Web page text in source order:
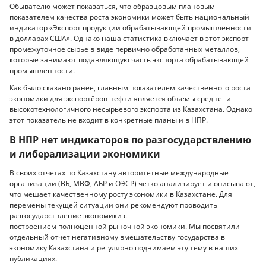
Обывателю может показаться, что образцовым плановым
показателем качества роста экономики может быть национальный
индикатор «Экспорт продукции обрабатывающей промышленности
в долларах США». Однако наша статистика включает в этот экспорт
промежуточное сырье в виде первично обработанных металлов,
которые занимают подавляющую часть экспорта обрабатывающей
промышленности.
Как было сказано ранее, главным показателем качественного роста
экономики для экспортёров нефти является объемы средне- и
высокотехнологичного несырьевого экспорта из Казахстана. Однако
этот показатель не входит в конкретные планы и в НПР.
В НПР нет индикаторов по разгосударствлению
и либерализации экономики
В своих отчетах по Казахстану авторитетные международные
организации (ВБ, МВФ, АБР и ОЭСР) четко анализирует и описывают,
что мешает качественному росту экономики в Казахстане. Для
перемены текущей ситуации они рекомендуют проводить
разгосударствление экономики с
построением полноценной рыночной экономики. Мы посвятили
отдельный отчет негативному вмешательству государства в
экономику Казахстана и регулярно поднимаем эту тему в наших
публикациях.